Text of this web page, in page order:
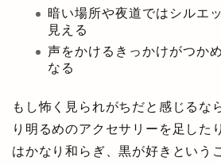
暗い場所や夜道ではシルエ
見える
声をかけるきっかけがつか
なる
もし怖く見られがちだと感じるな
り明るめのアクセサリーを足した
はかなり和らぎ、黒が好きという